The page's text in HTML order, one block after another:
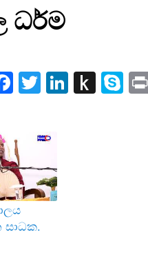
ධර්ම
Facebook
TwitterPush